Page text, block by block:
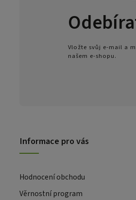
Vložte svůj e-mail a
našem e-shopu.
Informace pro vás
Hodnocení obchodu
Věrnostní program